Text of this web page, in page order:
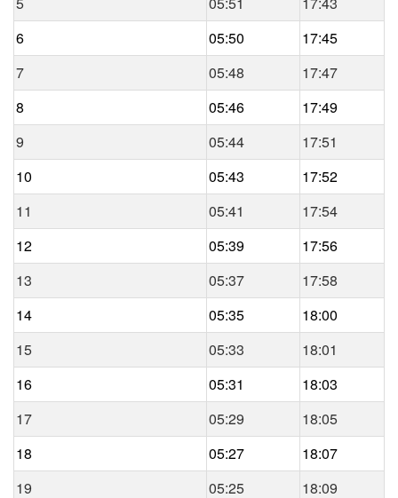
6
05:50
17:45
7
05:48
17:47
8
05:46
17:49
9
05:44
17:51
10
05:43
17:52
11
05:41
17:54
12
05:39
17:56
13
05:37
17:58
14
05:35
18:00
15
05:33
18:01
16
05:31
18:03
17
05:29
18:05
18
05:27
18:07
19
05:25
18:09